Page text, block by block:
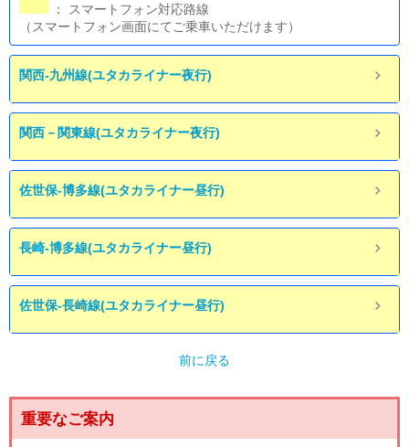
： スマートフォン対応路線
（スマートフォン画面にてご乗車いただけます）
関西-九州線(ユタカライナー夜行)
関西－関東線(ユタカライナー夜行)
佐世保-博多線(ユタカライナー昼行)
長崎-博多線(ユタカライナー昼行)
佐世保-長崎線(ユタカライナー昼行)
前に戻る
重要なご案内